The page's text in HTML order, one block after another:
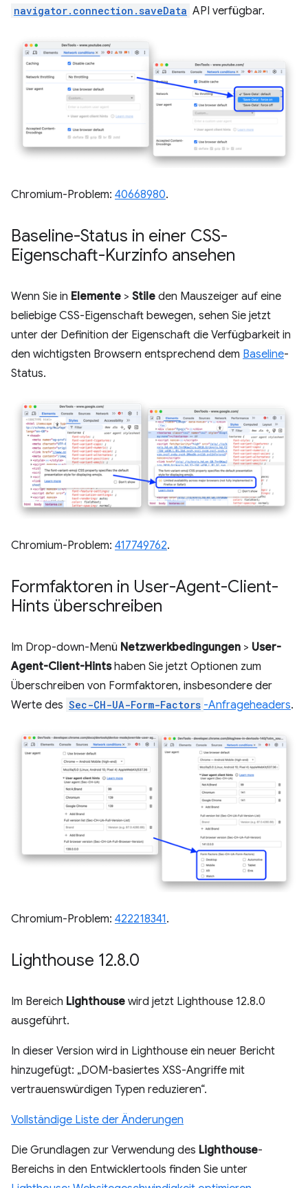
navigator.connection.saveData API verfügbar.
Chromium-Problem: 40668980.
Baseline-Status in einer CSS-
Eigenschaft-Kurzinfo ansehen
Wenn Sie in Elemente > Stile den Mauszeiger auf eine
beliebige CSS-Eigenschaft bewegen, sehen Sie jetzt
unter der Definition der Eigenschaft die Verfügbarkeit in
den wichtigsten Browsern entsprechend dem Baseline-
Status.
Chromium-Problem: 417749762.
Formfaktoren in User-Agent-Client-
Hints überschreiben
Im Drop-down-Menü Netzwerkbedingungen > User-
Agent-Client-Hintshaben Sie jetzt Optionen zum
Überschreiben von Formfaktoren, insbesondere der
Werte des Sec-CH-UA-Form-Factors -Anfrageheaders.
Chromium-Problem: 422218341.
Lighthouse 12.8.0
Im Bereich Lighthouse wird jetzt Lighthouse 12.8.0
ausgeführt.
In dieser Version wird in Lighthouse ein neuer Bericht
hinzugefügt: „DOM-basiertes XSS-Angriffe mit
vertrauenswürdigen Typen reduzieren“.
Vollständige Liste der Änderungen
Die Grundlagen zur Verwendung des Lighthouse-
Bereichs in den Entwicklertools finden Sie unter